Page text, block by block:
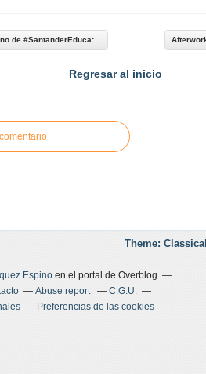
de #SantanderEduca:...
Regresar al inicio
Theme:
Espinoen el portal de Overblog
Abuse report
C.G.U.
Preferencias de las cookies